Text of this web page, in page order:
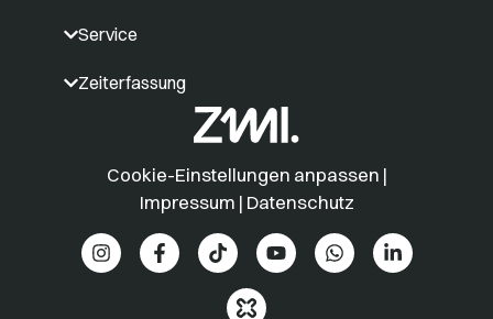
Service
Zeiterfassung
Cookie-Einstellungen anpassen |
Impressum | Datenschutz